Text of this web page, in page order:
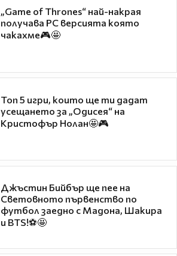
„Game of Thrones“ най-накрая
получава PC версията която
чакахме🎮🤩
Топ 5 игри, които ще ти дадат
усещането за „Одисея“ на
Кристофър Нолан🤩🎮
Джъстин Бийбър ще пее на
Световното първенство по
футбол заедно с Мадона, Шакира
и BTS!⚽🤩